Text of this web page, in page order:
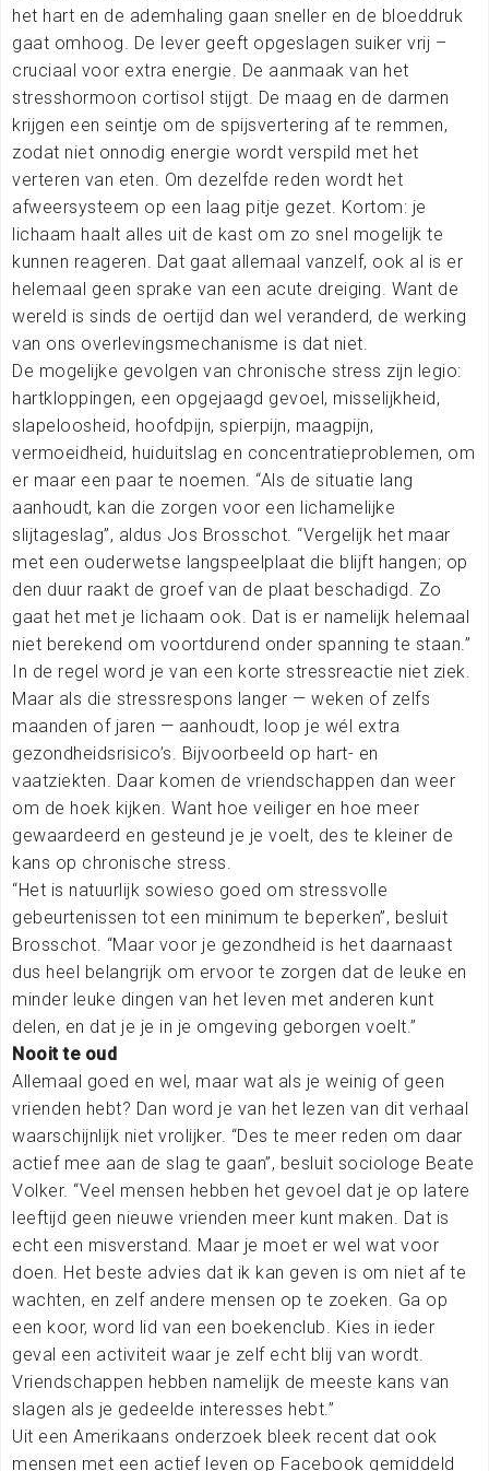
het hart en de ademhaling gaan sneller en de bloeddruk
gaat omhoog. De lever geeft opgeslagen suiker vrij –
cruciaal voor extra energie. De aanmaak van het
stresshormoon cortisol stijgt. De maag en de darmen
krijgen een seintje om de spijsvertering af te remmen,
zodat niet onnodig energie wordt verspild met het
verteren van eten. Om dezelfde reden wordt het
afweersysteem op een laag pitje gezet. Kortom: je
lichaam haalt alles uit de kast om zo snel mogelijk te
kunnen reageren. Dat gaat allemaal vanzelf, ook al is er
helemaal geen sprake van een acute dreiging. Want de
wereld is sinds de oertijd dan wel veranderd, de werking
van ons overlevingsmechanisme is dat niet.
De mogelijke gevolgen van chronische stress zijn legio:
hartkloppingen, een opgejaagd gevoel, misselijkheid,
slapeloosheid, hoofdpijn, spierpijn, maagpijn,
vermoeidheid, huiduitslag en concentratieproblemen, om
er maar een paar te noemen. “Als de situatie lang
aanhoudt, kan die zorgen voor een lichamelijke
slijtageslag”, aldus Jos Brosschot. “Vergelijk het maar
met een ouderwetse langspeelplaat die blijft hangen; op
den duur raakt de groef van de plaat beschadigd. Zo
gaat het met je lichaam ook. Dat is er namelijk helemaal
niet berekend om voortdurend onder spanning te staan.”
In de regel word je van een korte stressreactie niet ziek.
Maar als die stressrespons langer — weken of zelfs
maanden of jaren — aanhoudt, loop je wél extra
gezondheidsrisico’s. Bijvoorbeeld op hart- en
vaatziekten. Daar komen de vriendschappen dan weer
om de hoek kijken. Want hoe veiliger en hoe meer
gewaardeerd en gesteund je je voelt, des te kleiner de
kans op chronische stress.
“Het is natuurlijk sowieso goed om stressvolle
gebeurtenissen tot een minimum te beperken”, besluit
Brosschot. “Maar voor je gezondheid is het daarnaast
dus heel belangrijk om ervoor te zorgen dat de leuke en
minder leuke dingen van het leven met anderen kunt
delen, en dat je je in je omgeving geborgen voelt.”
Nooit te oud
Allemaal goed en wel, maar wat als je weinig of geen
vrienden hebt? Dan word je van het lezen van dit verhaal
waarschijnlijk niet vrolijker. “Des te meer reden om daar
actief mee aan de slag te gaan”, besluit sociologe Beate
Volker. “Veel mensen hebben het gevoel dat je op latere
leeftijd geen nieuwe vrienden meer kunt maken. Dat is
echt een misverstand. Maar je moet er wel wat voor
doen. Het beste advies dat ik kan geven is om niet af te
wachten, en zelf andere mensen op te zoeken. Ga op
een koor, word lid van een boekenclub. Kies in ieder
geval een activiteit waar je zelf echt blij van wordt.
Vriendschappen hebben namelijk de meeste kans van
slagen als je gedeelde interesses hebt.”
Uit een Amerikaans onderzoek bleek recent dat ook
mensen met een actief leven op Facebook gemiddeld